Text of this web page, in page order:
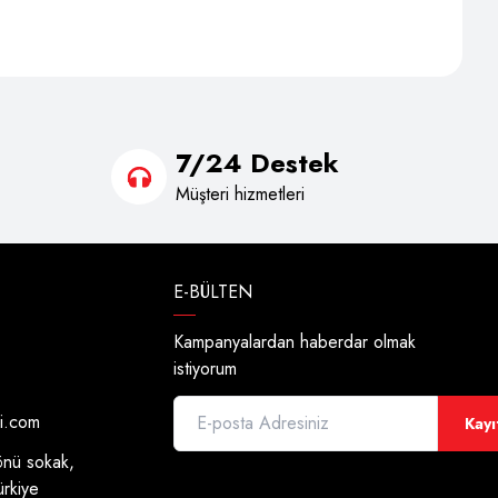
7/24 Destek
Müşteri hizmetleri
sokak,
E-BÜLTEN
Kampanyalardan haberdar olmak
istiyorum